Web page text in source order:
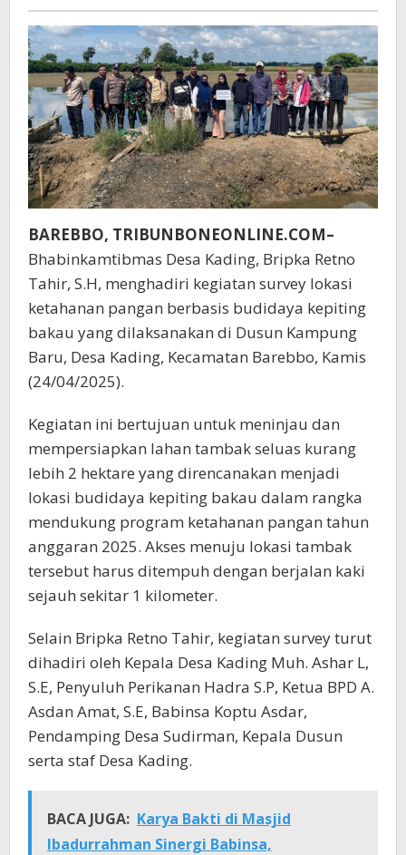
di
Desa
Kading
BAREBBO, TRIBUNBONEONLINE.COM–
Bhabinkamtibmas Desa Kading, Bripka Retno
Tahir, S.H, menghadiri kegiatan survey lokasi
ketahanan pangan berbasis budidaya kepiting
bakau yang dilaksanakan di Dusun Kampung
Baru, Desa Kading, Kecamatan Barebbo, Kamis
(24/04/2025).
Kegiatan ini bertujuan untuk meninjau dan
mempersiapkan lahan tambak seluas kurang
lebih 2 hektare yang direncanakan menjadi
lokasi budidaya kepiting bakau dalam rangka
mendukung program ketahanan pangan tahun
anggaran 2025. Akses menuju lokasi tambak
tersebut harus ditempuh dengan berjalan kaki
sejauh sekitar 1 kilometer.
Selain Bripka Retno Tahir, kegiatan survey turut
dihadiri oleh Kepala Desa Kading Muh. Ashar L,
S.E, Penyuluh Perikanan Hadra S.P, Ketua BPD A.
Asdan Amat, S.E, Babinsa Koptu Asdar,
Pendamping Desa Sudirman, Kepala Dusun
serta staf Desa Kading.
BACA JUGA: Karya Bakti di Masjid
Ibadurrahman Sinergi Babinsa,